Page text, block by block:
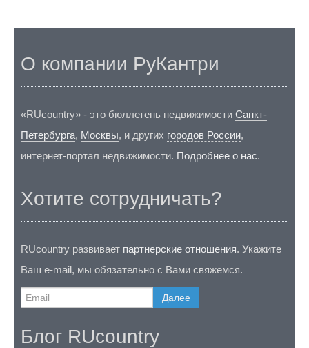
О компании РуКантри
«RUcountry» - это бюллетень недвижимости Санкт-
Петербурга, Москвы, и других городов России,
интернет-портал недвижимости. Подробнее о нас.
Хотите сотрудничать?
RUcountry развивает партнерские отношения. Укажите
Ваш e-mail, мы обязательно с Вами свяжемся.
Далее
Блог RUcountry